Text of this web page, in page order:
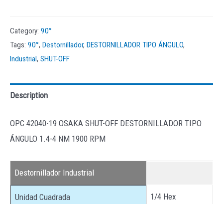
Category: 90°
Tags: 90°, Destornillador, DESTORNILLADOR TIPO ÁNGULO,
Industrial, SHUT-OFF
Description
OPC 42040-19 OSAKA SHUT-OFF DESTORNILLADOR TIPO
ÁNGULO 1.4-4 NM 1900 RPM
Destornillador Industrial
Unidad Cuadrada 1/4 Hex